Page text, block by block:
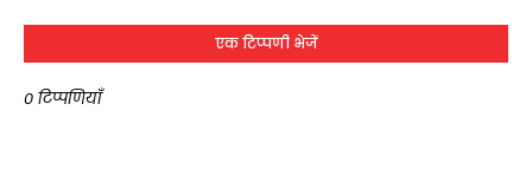
एक टिप्पणी भेजें
0 टिप्पणियाँ